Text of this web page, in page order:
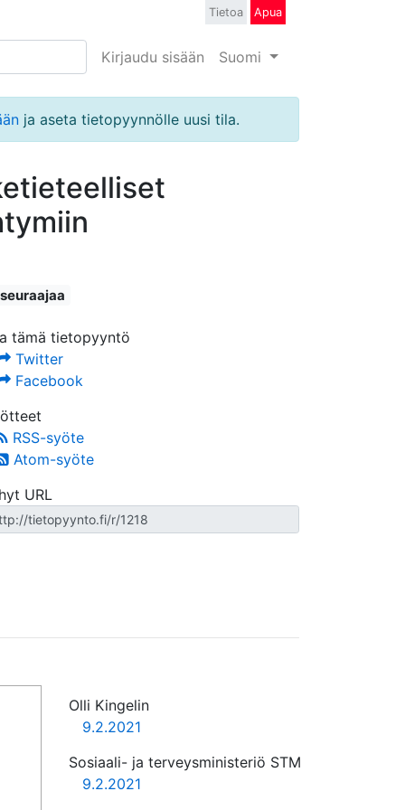
Kirjaudu sisään Suomi
Tietoa Apua
ja aseta tietopyynnölle uusi tila.
tämä tietopyyntö
Twitter
Facebook
RSS-syöte
Atom-syöte
URL
Olli Kingelin
9.2.2021
Sosiaali- ja terveysministeriö STM
9.2.2021